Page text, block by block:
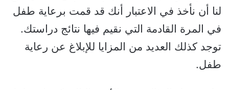
لنا أن نأخذ في الاعتبار أنك قد قمت برعاية طفل
في المرة القادمة التي نقيم فيها نتائج دراستك.
توجد كذلك العديد من المزايا للإبلاغ عن رعاية
طفل.